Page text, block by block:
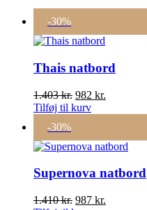
-30%
Thais natbord
1.403kr. Den
oprindelige
1.403 kr..
982 kr.
982 kr..
Tilføj til kurv
-30%
Supernova natbord
1.410kr. Den
987 kr.